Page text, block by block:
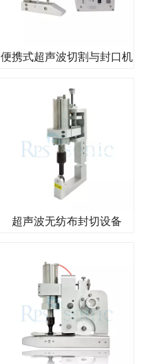
便携式超声波切割与封口机
超声波无纺布封切设备